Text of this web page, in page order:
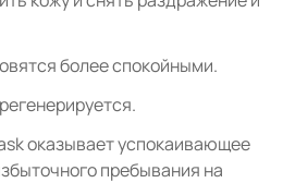
более спокойными.
оказывает успокаивающее
пребывания на